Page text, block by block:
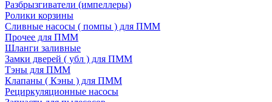
Разбрызгиватели (импеллеры)
Ролики корзины
Сливные насосы ( помпы ) для ПММ
Прочее для ПММ
Шланги заливные
Замки дверей ( убл ) для ПММ
Тэны для ПММ
Клапаны ( Кэны ) для ПММ
Рециркуляционные насосы